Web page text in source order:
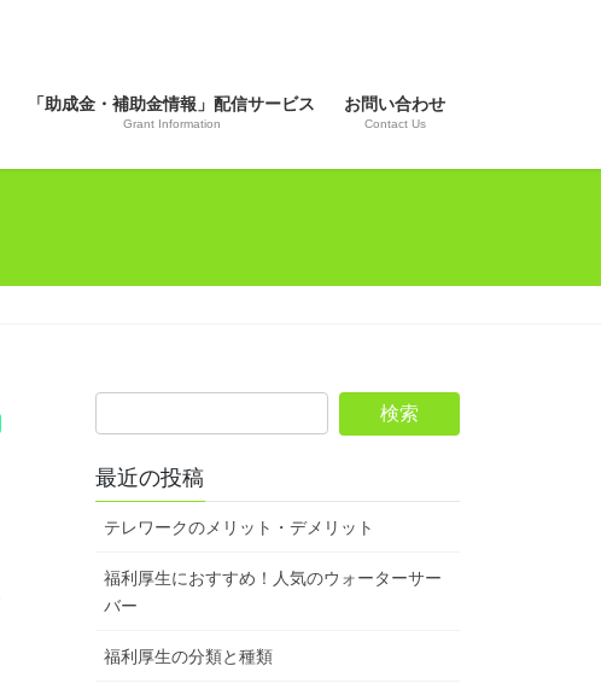
「助成金・補助金情報」配信サービス
Grant Information
お問い合わせ
Contact Us
最近の投稿
テレワークのメリット・デメリット
福利厚生におすすめ！人気のウォーターサー
バー
福利厚生の分類と種類